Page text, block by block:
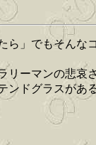
ら」でもそんな
リーマンの悲哀
ンドグラスがあ